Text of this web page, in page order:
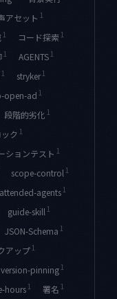
アセット 1
1 コード探索 1
1 AGENTS 1
1 stryker 1
open-ad 1
段階的劣化 1
ク 1
ションテスト 1
scope-control 1
agents 1
guide-skill 1
JSON-Schema 1
アップ 1
version-pinning 1
hours1 署名 1